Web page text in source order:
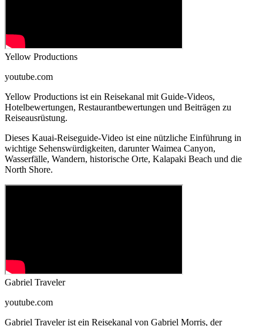
Yellow Productions
youtube.com
Yellow Productions ist ein Reisekanal mit Guide-Videos,
Hotelbewertungen, Restaurantbewertungen und Beiträgen zu
Reiseausrüstung.
Dieses Kauai-Reiseguide-Video ist eine nützliche Einführung in
wichtige Sehenswürdigkeiten, darunter Waimea Canyon,
Wasserfälle, Wandern, historische Orte, Kalapaki Beach und die
North Shore.
Gabriel Traveler
youtube.com
Gabriel Traveler ist ein Reisekanal von Gabriel Morris, der